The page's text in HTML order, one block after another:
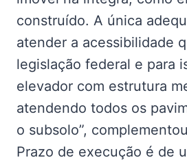
construído. A única
atender a acessibilidade
legislação federal e para
elevador com estrutura
atendendo todos os
o subsolo”,
Prazo de execução é de